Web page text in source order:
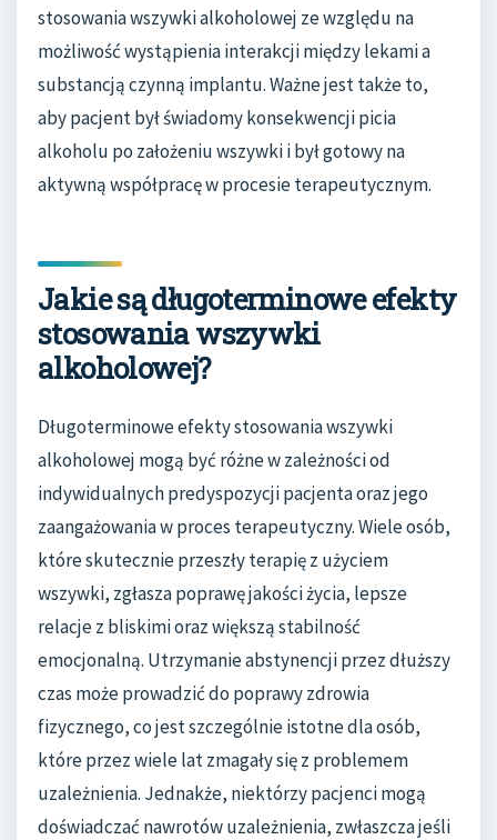
stosowania wszywki alkoholowej ze względu na
możliwość wystąpienia interakcji między lekami a
substancją czynną implantu. Ważne jest także to,
aby pacjent był świadomy konsekwencji picia
alkoholu po założeniu wszywki i był gotowy na
aktywną współpracę w procesie terapeutycznym.
Jakie są długoterminowe efekty
stosowania wszywki
alkoholowej?
Długoterminowe efekty stosowania wszywki
alkoholowej mogą być różne w zależności od
indywidualnych predyspozycji pacjenta oraz jego
zaangażowania w proces terapeutyczny. Wiele osób,
które skutecznie przeszły terapię z użyciem
wszywki, zgłasza poprawę jakości życia, lepsze
relacje z bliskimi oraz większą stabilność
emocjonalną. Utrzymanie abstynencji przez dłuższy
czas może prowadzić do poprawy zdrowia
fizycznego, co jest szczególnie istotne dla osób,
które przez wiele lat zmagały się z problemem
uzależnienia. Jednakże, niektórzy pacjenci mogą
doświadczać nawrotów uzależnienia, zwłaszcza jeśli